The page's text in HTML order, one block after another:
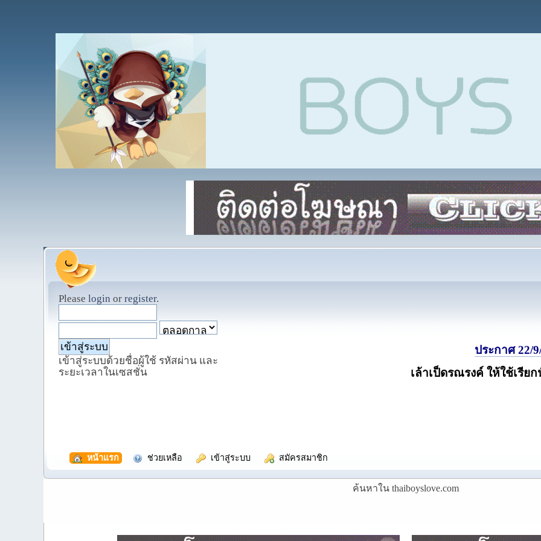
Please login or register.
เข้าสู่ระบบด้วยชื่อผู้ใช้ รหัสผ่าน และ
ระยะเวลาในเซสชั่น
ประกาศ 22/
เล้าเป็ดรณรงค์ ให้ใช้เรีย
หน้าแรก ช่วยเหลือ เข้าสู่ระบบ สมัครสมาชิก
ค้นหาใน thaiboyslove.com